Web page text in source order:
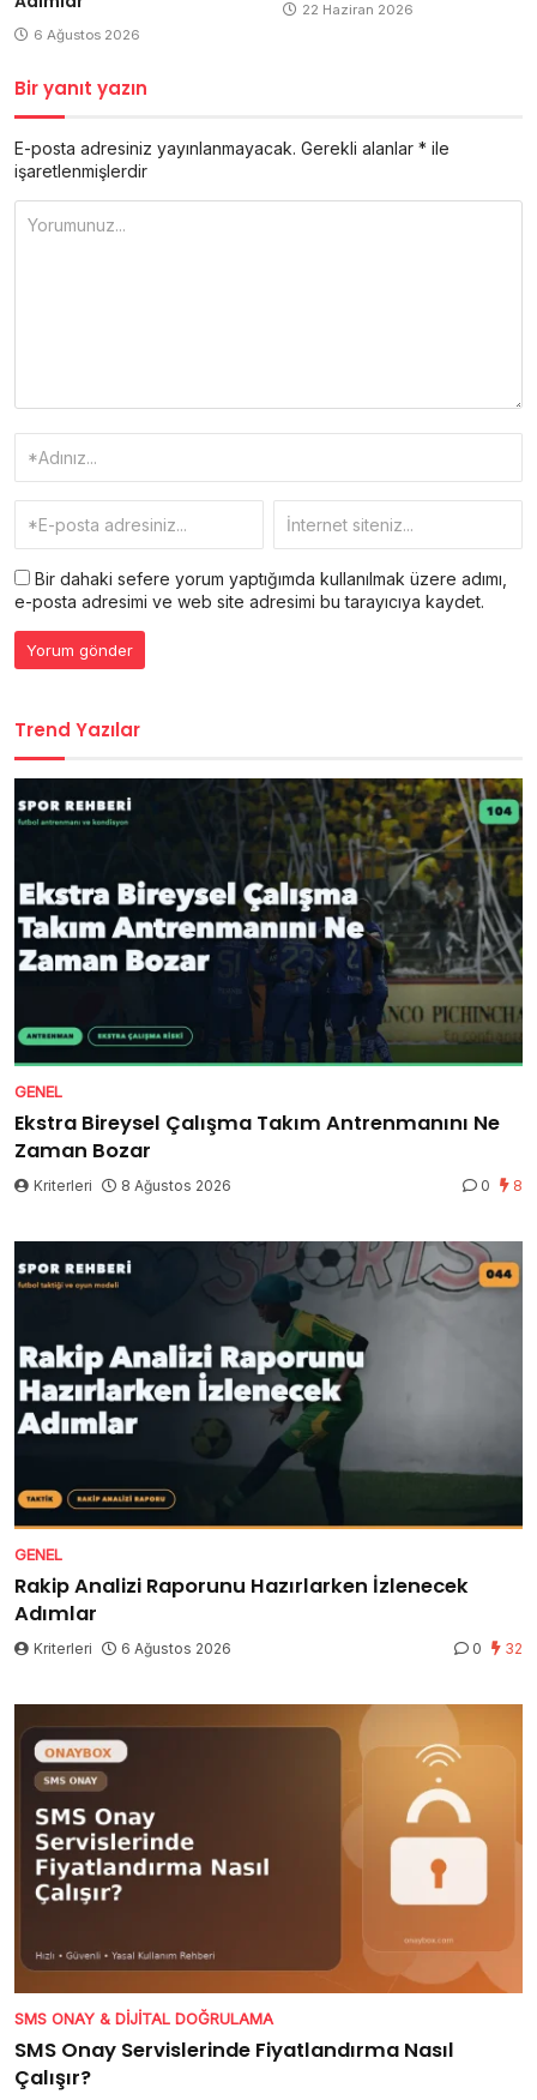
6 Ağustos 2026
22 Haziran 2026
Bir yanıt yazın
E-posta adresiniz yayınlanmayacak. Gerekli alanlar * ile
işaretlenmişlerdir
Bir dahaki sefere yorum yaptığımda kullanılmak üzere adımı,
e-posta adresimi ve web site adresimi bu tarayıcıya kaydet.
Trend Yazılar
GENEL
Ekstra Bireysel Çalışma Takım Antrenmanını Ne
Zaman Bozar
Kriterleri 8 Ağustos 2026 0 8
GENEL
Rakip Analizi Raporunu Hazırlarken İzlenecek
Adımlar
Kriterleri 6 Ağustos 2026 0 32
SMS ONAY & DIJITAL DOĞRULAMA
SMS Onay Servislerinde Fiyatlandırma Nasıl
Çalışır?